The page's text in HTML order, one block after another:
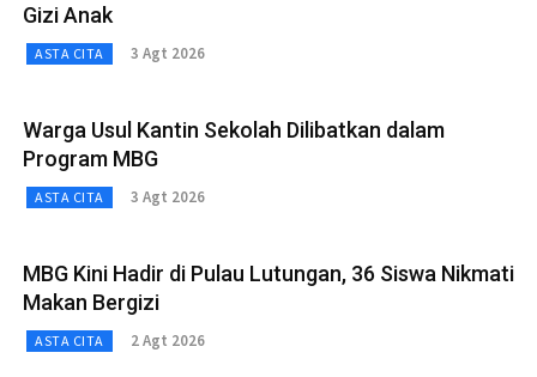
Gizi Anak
ASTA CITA 3 Agt 2026
Warga Usul Kantin Sekolah Dilibatkan dalam
Program MBG
ASTA CITA 3 Agt 2026
MBG Kini Hadir di Pulau Lutungan, 36 Siswa Nikmati
Makan Bergizi
ASTA CITA 2 Agt 2026